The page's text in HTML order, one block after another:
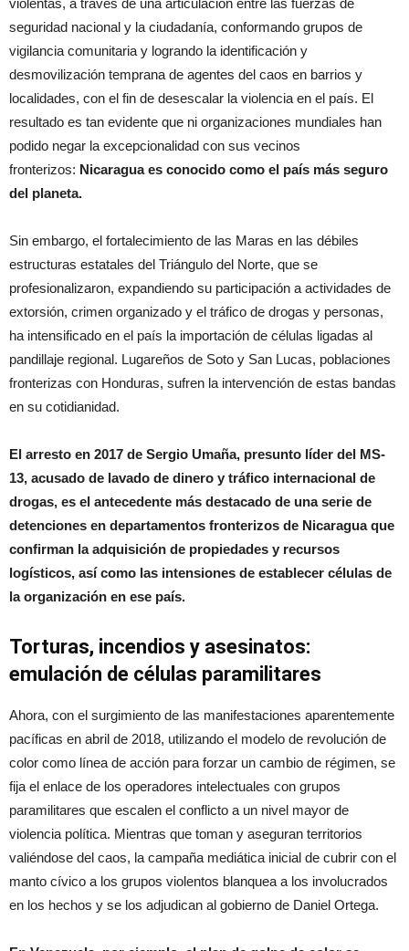
seguridad nacional y la ciudadanía, conformando grupos de
vigilancia comunitaria y logrando la identificación y
desmovilización temprana de agentes del caos en barrios y
localidades, con el fin de desescalar la violencia en el país. El
resultado es tan evidente que ni organizaciones mundiales han
podido negar la excepcionalidad con sus vecinos
fronterizos: Nicaragua es conocido como el país más seguro
del planeta.
Sin embargo, el fortalecimiento de las Maras en las débiles
estructuras estatales del Triángulo del Norte, que se
profesionalizaron, expandiendo su participación a actividades de
extorsión, crimen organizado y el tráfico de drogas y personas,
ha intensificado en el país la importación de células ligadas al
pandillaje regional. Lugareños de Soto y San Lucas, poblaciones
fronterizas con Honduras, sufren la intervención de estas bandas
en su cotidianidad.
El arresto en 2017 de Sergio Umaña, presunto líder del MS-
13, acusado de lavado de dinero y tráfico internacional de
drogas, es el antecedente más destacado de una serie de
detenciones en departamentos fronterizos de Nicaragua que
confirman la adquisición de propiedades y recursos
logísticos, así como las intensiones de establecer células de
la organización en ese país.
Torturas, incendios y asesinatos:
emulación de células paramilitares
Ahora, con el surgimiento de las manifestaciones aparentemente
pacíficas en abril de 2018, utilizando el modelo de revolución de
color como línea de acción para forzar un cambio de régimen, se
fija el enlace de los operadores intelectuales con grupos
paramilitares que escalen el conflicto a un nivel mayor de
violencia política. Mientras que toman y aseguran territorios
valiéndose del caos, la campaña mediática inicial de cubrir con el
manto cívico a los grupos violentos blanquea a los involucrados
en los hechos y se los adjudican al gobierno de Daniel Ortega.